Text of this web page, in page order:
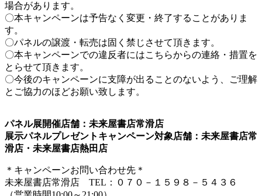
場合があります。
〇本キャンペーンは予告なく変更・終了することがありま
す。
〇パネルの譲渡・転売は固く禁じさせて頂きます。
〇本キャンペーンでの違反者にはこちらからの連絡・措置を
とらせて頂きます。
〇今後のキャンペーンに支障が出ることのないよう、ご理解
とご協力のほどお願い致します。
パネル展開催店舗：未来屋書店常滑店
展示パネルプレゼントキャンペーン対象店舗：未来屋書店常
滑店・未来屋書店熱田店
＊キャンペーンお問い合わせ先＊
未来屋書店常滑店 TEL：０７０－１５９８－５４３６